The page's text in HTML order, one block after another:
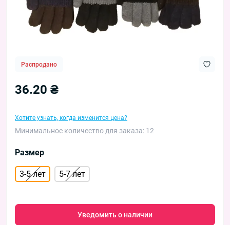
Распродано
36.20 ₴
Хотите узнать, когда изменится цена?
Минимальное количество для заказа: 12
Размер
3-5 лет 5-7 лет
Уведомить о наличии